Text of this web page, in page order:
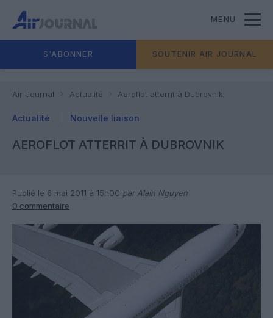
MENU
S'ABONNER SOUTENIR AIR JOURNAL
Air Journal Actualité Aeroflot atterrit à Dubrovnik
Actualité Nouvelle liaison
AEROFLOT ATTERRIT À DUBROVNIK
Publié le 6 mai 2011 à 15h00 par Alain Nguyen
0 commentaire